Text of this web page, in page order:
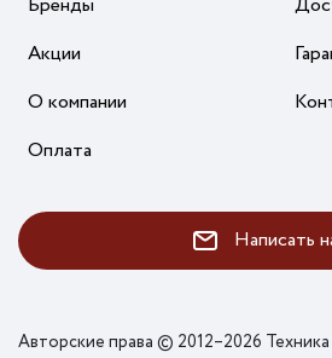
Акции
О компании
Оплата
Написать
Авторские права © 2012–2026